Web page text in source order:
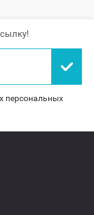
персональных